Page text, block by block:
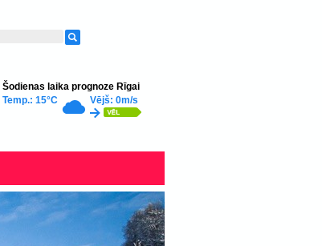
Šodienas laika prognoze Rīgai
Temp.: 15°C
Vējš: 0m/s